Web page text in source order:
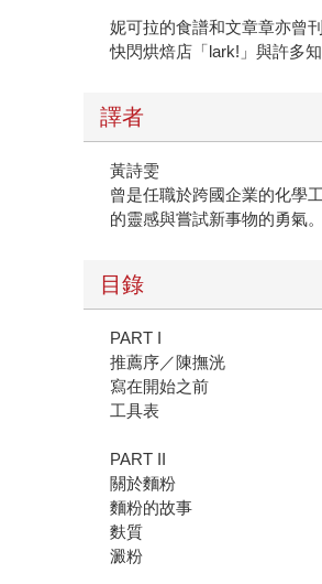
妮可拉的食譜和文章章亦曾
快閃烘焙店「lark!」與許多
譯者
黃詩雯
曾是任職於跨國企業的化學
的靈感與嘗試新事物的勇氣
目錄
PART I
推薦序／陳撫洸
寫在開始之前
工具表
PART II
關於麵粉
麵粉的故事
麩質
澱粉